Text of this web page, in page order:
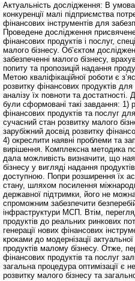
Актуальність дослідження: В
конкуренції малі підприємства
фінансових інструментів для
Проведене дослідження
фінансових продуктів і послуг,
малого бізнесу. Об’єктом
забезпеченні малого бізнесу,
попиту та пропозицій надання
Метою кваліфікаційної роботи є
розвитку фінансових продуктів
аналізу їх повноти та
були сформовані такі завдання: 1)
фінансових продуктів та послуг
сучасний стан розвитку малого
зарубіжний досвід розвитку
4) окреслити наявні проблеми та
вирішення. Комплексна методика
дала можливість визначити, що
бізнесу у вигляді надання
доступною. Попри розширення їх
стану, шляхом посилення
державної підтримки, його не
спроможним забезпечити
інфраструктури МСП. Втім,
продуктів до реальних ринкових
генерації нових фінансових
кроками до модернізації
продуктів малому бізнесу. Отже,
фінансових продуктів та послуг
загальна процедура оптимізації є
розвитку малого бізнесу та